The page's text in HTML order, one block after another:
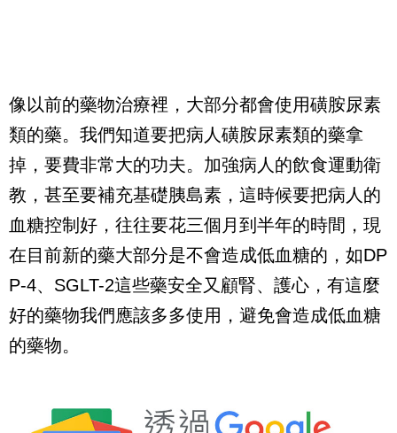
像以前的藥物治療裡，大部分都會使用磺胺尿素
類的藥。我們知道要把病人磺胺尿素類的藥拿
掉，要費非常大的功夫。加強病人的飲食運動衛
教，甚至要補充基礎胰島素，這時候要把病人的
血糖控制好，往往要花三個月到半年的時間，現
在目前新的藥大部分是不會造成低血糖的，如DP
P-4、SGLT-2這些藥安全又顧腎、護心，有這麼
好的藥物我們應該多多使用，避免會造成低血糖
的藥物。